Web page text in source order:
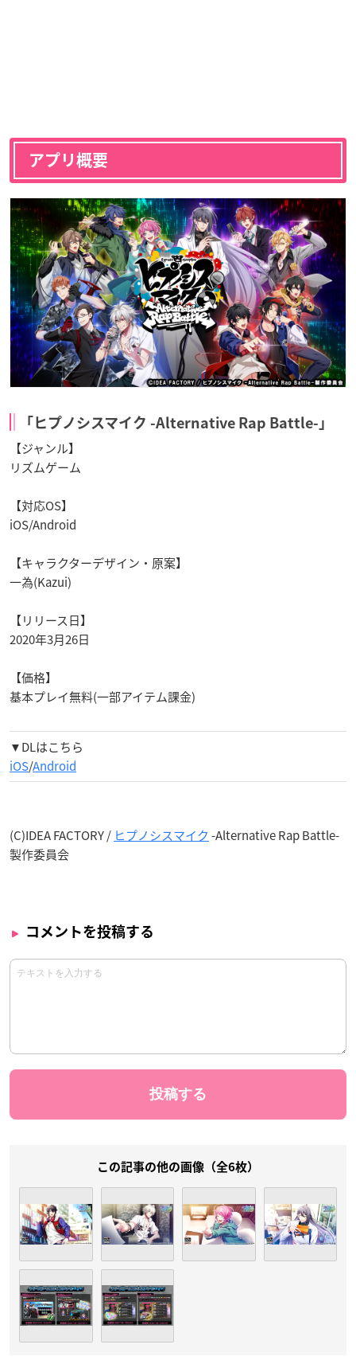
アプリ概要
「ヒプノシスマイク -Alternative Rap Battle-」
【ジャンル】
リズムゲーム
【対応OS】
iOS/Android
【キャラクターデザイン・原案】
一為(Kazui)
【リリース日】
2020年3月26日
【価格】
基本プレイ無料(一部アイテム課金)
▼DLはこちら
iOS/Android
(C)IDEA FACTORY / ヒプノシスマイク -Alternative Rap Battle-
製作委員会
コメントを投稿する
この記事の他の画像（全6枚）